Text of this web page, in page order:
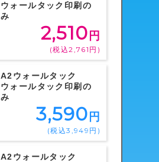
ウォールタック印刷の
み
2,510 円
(税込2,761円)
A2ウォールタック
ウォールタック印刷の
み
3,590 円
(税込3,949円)
A2ウォールタック